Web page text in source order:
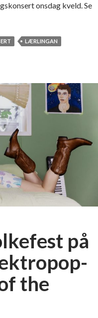
onsdag kveld. Se
LÆRLINGAN
på
the